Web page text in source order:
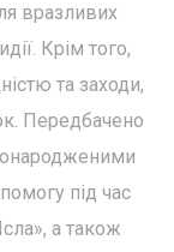
вразливих
Крім того,
та заходи,
Передбачено
під час
а також